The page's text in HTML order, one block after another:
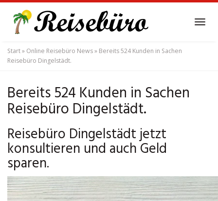
main
content
Start» Online Reisebüro News» Bereits 524 Kunden in Sachen
Reisebüro Dingelstädt.
Bereits 524 Kunden in Sachen
Reisebüro Dingelstädt.
Reisebüro Dingelstädt jetzt
konsultieren und auch Geld
sparen.